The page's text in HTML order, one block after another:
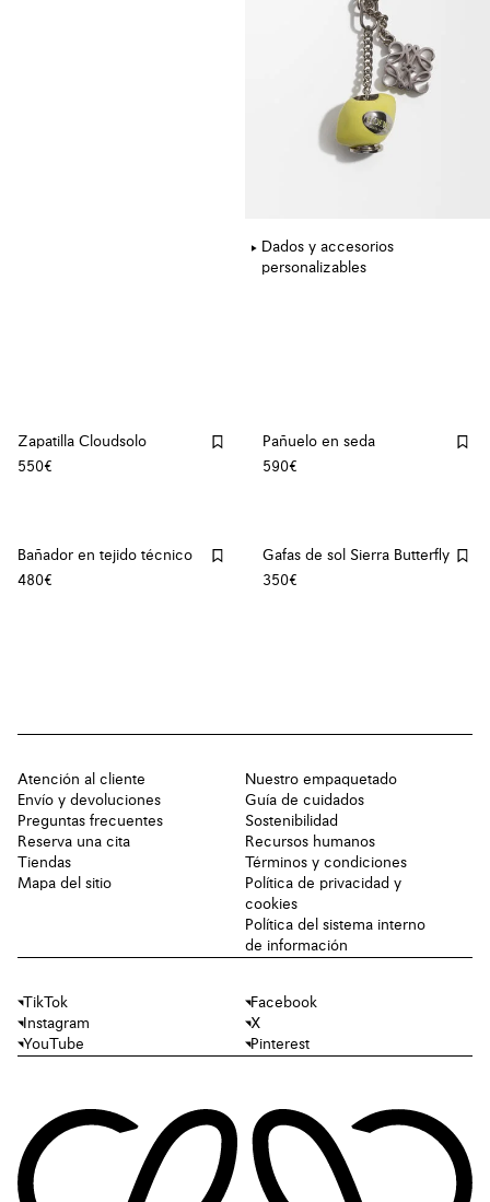
Dados y accesorios
personalizables
Zapatilla Cloudsolo
550€
Pañuelo en seda
590€
Bañador en tejido técnico
480€
Gafas de sol Sierra Butterfly
350€
Atención al cliente
Envío y devoluciones
Preguntas frecuentes
Reserva una cita
Tiendas
Mapa del sitio
Nuestro empaquetado
Guía de cuidados
Sostenibilidad
Recursos humanos
Términos y condiciones
Política de privacidad y
cookies
Política del sistema interno
de información
TikTok
Facebook
Instagram
X
YouTube
Pinterest